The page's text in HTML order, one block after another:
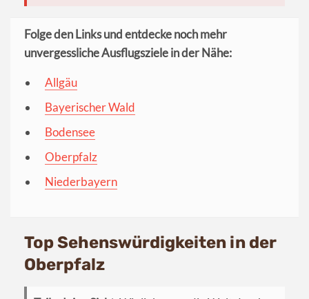
Folge den Links und entdecke noch mehr
unvergessliche Ausflugsziele in der Nähe:
Allgäu
Bayerischer Wald
Bodensee
Oberpfalz
Niederbayern
Top Sehenswürdigkeiten in der
Oberpfalz